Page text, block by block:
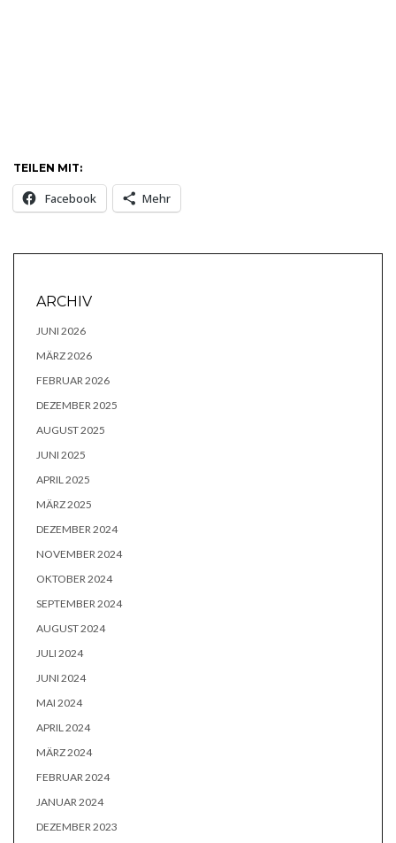
TEILEN MIT:
Facebook Mehr
ARCHIV
JUNI 2026
MÄRZ 2026
FEBRUAR 2026
DEZEMBER 2025
AUGUST 2025
JUNI 2025
APRIL 2025
MÄRZ 2025
DEZEMBER 2024
NOVEMBER 2024
OKTOBER 2024
SEPTEMBER 2024
AUGUST 2024
JULI 2024
JUNI 2024
MAI 2024
APRIL 2024
MÄRZ 2024
FEBRUAR 2024
JANUAR 2024
DEZEMBER 2023